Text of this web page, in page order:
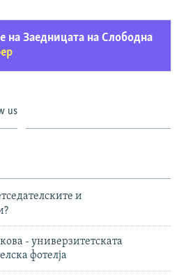
на Заедницата на Слободна
us
и
- универзитетската
фотелја